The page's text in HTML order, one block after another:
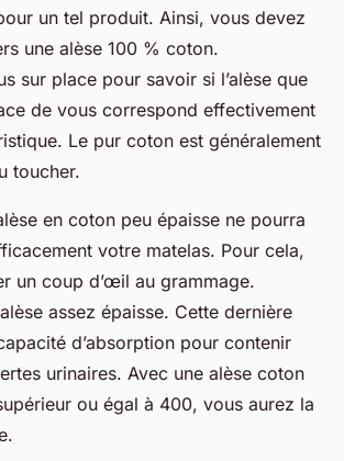
un tel produit. Ainsi, vous devez
une alèse 100 % coton.
sur place pour savoir si l’alèse que
de vous correspond effectivement
Le pur coton est généralement
toucher.
en coton peu épaisse ne pourra
votre matelas. Pour cela,
un coup d’œil au grammage.
assez épaisse. Cette dernière
d’absorption pour contenir
urinaires. Avec une alèse coton
ou égal à 400, vous aurez la